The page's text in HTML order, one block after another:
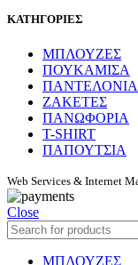
ΚΑΤΗΓΟΡΙΕΣ
ΜΠΛΟΥΖΕΣ
ΠΟΥΚΑΜΙΣΑ
ΠΑΝΤΕΛΟΝΙΑ
ΖΑΚΕΤΕΣ
ΠΑΝΩΦΟΡΙΑ
T-SHIRT
ΠΑΠΟΥΤΣΙΑ
Web Services & Internet
Close
ΜΠΛΟΥΖΕΣ